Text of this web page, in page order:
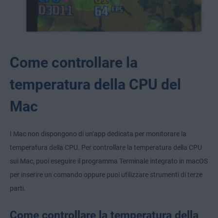
Come controllare la
temperatura della CPU del
Mac
I Mac non dispongono di un’app dedicata per monitorare la
temperatura della CPU. Per controllare la temperatura della CPU
sui Mac, puoi eseguire il programma Terminale integrato in macOS
per inserire un comando oppure puoi utilizzare strumenti di terze
parti.
Come controllare la temperatura della